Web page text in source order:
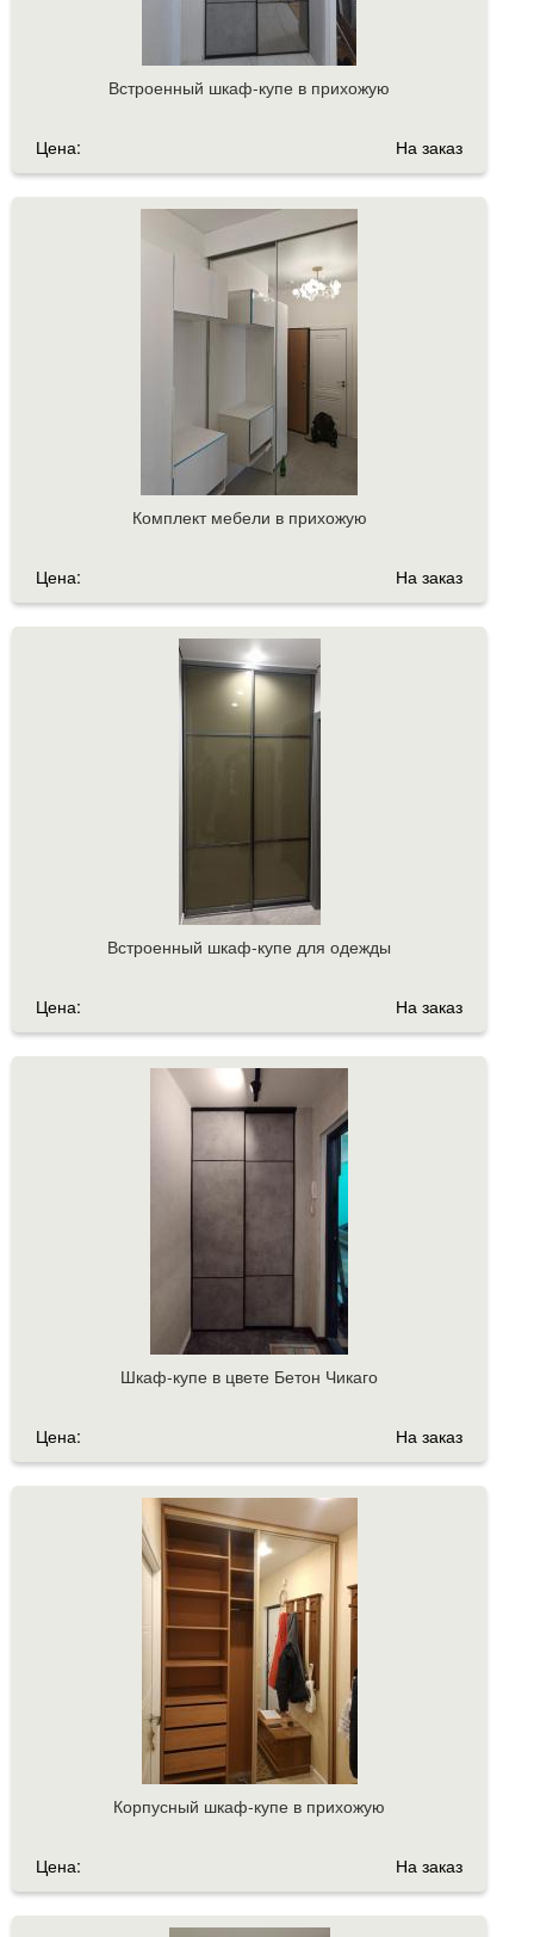
Встроенный шкаф-купе в прихожую
Цена: На заказ
Комплект мебели в прихожую
Цена: На заказ
Встроенный шкаф-купе для одежды
Цена: На заказ
Шкаф-купе в цвете Бетон Чикаго
Цена: На заказ
Корпусный шкаф-купе в прихожую
Цена: На заказ